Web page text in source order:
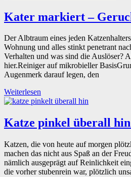
Kater markiert –
Der Albtraum eines jeden
Wohnung und alles stinkt penetrant
Verhalten und was sind die Auslöser?
hier.Reiniger auf mikrobieller
Augenmerk darauf legen, den
Weiterlesen
Katze pinkel überall hin
Katzen, die von heute auf morgen
machen das nicht aus Spaß an der
nämlich ausgeprägt auf Reinlichkeit
die vorher stubenrein war, plötzlich